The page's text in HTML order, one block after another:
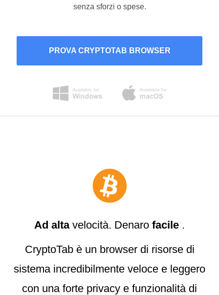
senza sforzi o spese.
PROVA CRYPTOTAB BROWSER
Ad altavelocità. Denaro facile .
CryptoTab è un browser di risorse di
sistema incredibilmente veloce e leggero
con una forte privacy e funzionalità di